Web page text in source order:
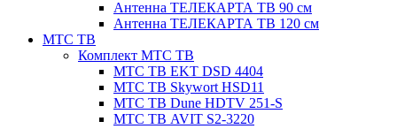
Антенна ТЕЛЕКАРТА ТВ 90 см
Антенна ТЕЛЕКАРТА ТВ 120 см
МТС ТВ
Комплект МТС ТВ
МТС ТВ EKT DSD 4404
МТС ТВ Skywort HSD11
МТС ТВ Dune HDTV 251-S
МТС ТВ AVIT S2-3220